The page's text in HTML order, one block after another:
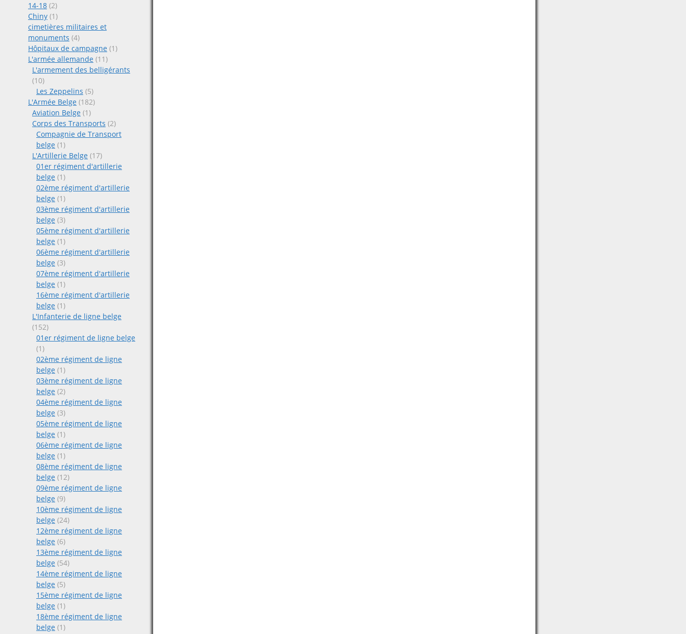
14-18 (2)
Chiny (1)
cimetières militaires et
monuments (4)
Hôpitaux de campagne (1)
L'armée allemande (11)
L'armement des belligérants
(10)
Les Zeppelins (5)
L'Armée Belge (182)
Aviation Belge (1)
Corps des Transports (2)
Compagnie de Transport
belge (1)
L'Artillerie Belge (17)
01er régiment d'artillerie
belge (1)
02ème régiment d'artillerie
belge (1)
03ème régiment d'artillerie
belge (3)
05ème régiment d'artillerie
belge (1)
06ème régiment d'artillerie
belge (3)
07ème régiment d'artillerie
belge (1)
16ème régiment d'artillerie
belge (1)
L'Infanterie de ligne belge
(152)
01er régiment de ligne belge
(1)
02ème régiment de ligne
belge (1)
03ème régiment de ligne
belge (2)
04ème régiment de ligne
belge (3)
05ème régiment de ligne
belge (1)
06ème régiment de ligne
belge (1)
08ème régiment de ligne
belge (12)
09ème régiment de ligne
belge (9)
10ème régiment de ligne
belge (24)
12ème régiment de ligne
belge (6)
13ème régiment de ligne
belge (54)
14ème régiment de ligne
belge (5)
15ème régiment de ligne
belge (1)
18ème régiment de ligne
belge (1)